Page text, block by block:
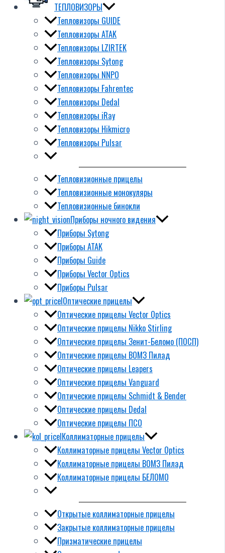
ТЕПЛОВИЗОРЫ
Тепловизоры GUIDE
Тепловизоры ATAK
Тепловизоры LZIRTEK
Тепловизоры Sytong
Тепловизоры NNPO
Тепловизоры Fahrentec
Тепловизоры Dedal
Тепловизоры iRay
Тепловизоры Hikmicro
Тепловизоры Pulsar
Тепловизионные прицелы
Тепловизионные монокуляры
Тепловизионные бинокли
Приборы ночного видения
Приборы Sytong
Приборы ATAK
Приборы Guide
Приборы Vector Optics
Приборы Pulsar
Оптические прицелы
Оптические прицелы Vector Optics
Оптические прицелы Nikko Stirling
Оптические прицелы Зенит-Беломо (ПОСП)
Оптические прицелы ВОМЗ Пилад
Оптические прицелы Leapers
Оптические прицелы Vanguard
Оптические прицелы Schmidt & Bender
Оптические прицелы Dedal
Оптические прицелы ПСО
Коллиматорные прицелы
Коллиматорные прицелы Vector Optics
Коллиматорные прицелы ВОМЗ Пилад
Коллиматорные прицелы БЕЛОМО
Открытые коллиматорные прицелы
Закрытые коллиматорные прицелы
Призматические прицелы